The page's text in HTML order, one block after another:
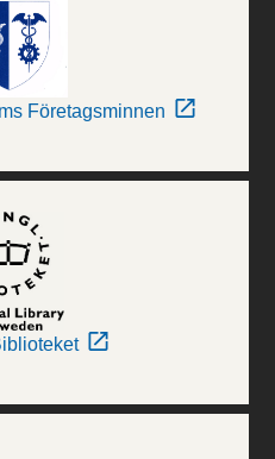
Företagsminnen